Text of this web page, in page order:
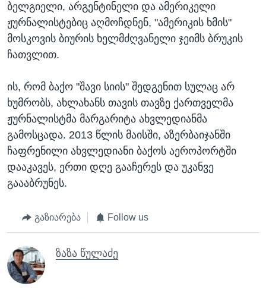
ბელგიელი, არგენტინელი და ამერიკელი
ჟურნალისტებიც აღმოჩდნენ, "ამერიკის ხმის"
მოსკოვის ბიურის ხელმძღვანელი ჯეიმს ბრუკის
ჩათვლით.
ის, რომ ბაქო "შავი სიის" შედგენით სულაც არ
ხუმრობს, ახლახანს თავის თავზე ქართველმა
ჟურნალისტმა მარგარიტა ახვლედიანმა
გამოსცადა. 2013 წლის მაისში, აზერბაიჯანში
ჩაფრენილი ახვლედიანი ბაქოს აეროპორტში
დააკავეს, ერთი დღე გააჩერეს და უკანვე
გაააბრუნეს.
გაზიარება Follow us
ზაზა წულაძე